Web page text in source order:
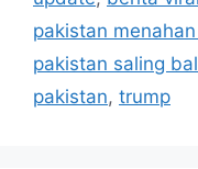
pakistan
pakistan saling
pakistan, trump